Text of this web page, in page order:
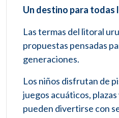
Un destino para todas
Las termas del litoral
propuestas pensadas
generaciones.
Los niños disfrutan de
juegos acuáticos,
pueden divertirse con